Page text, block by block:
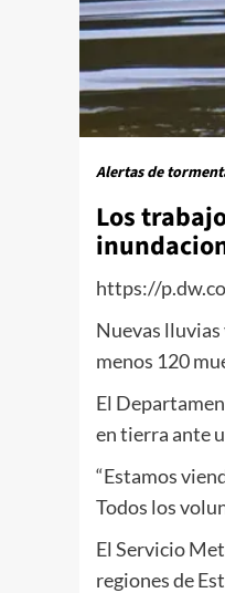
Alertas de
Los
https://
Nuevas lluvias
menos 120
El
en tierra ante
“Estamos
Todos los
El Servicio
regiones de